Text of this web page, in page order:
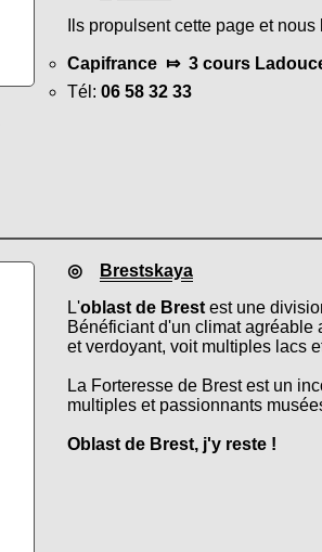
Ils propulsent cette page et
Capifrance ⤇ 3 cours
Tél: 06 58 32 33
◎
Brestskaya
L'oblast de Brest est une
Bénéficiant d'un climat agréable
et verdoyant, voit multiples lacs
La Forteresse de Brest est un
multiples et passionnants
Oblast de Brest, j'y reste !